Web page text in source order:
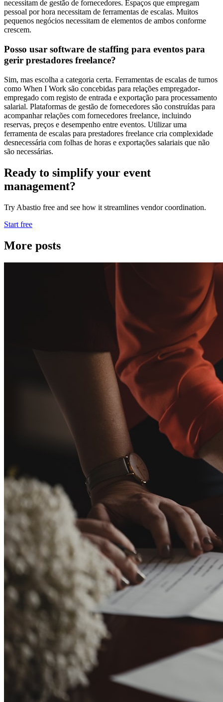
necessitam de gestão de fornecedores. Espaços que empregam
pessoal por hora necessitam de ferramentas de escalas. Muitos
pequenos negócios necessitam de elementos de ambos conforme
crescem.
Posso usar software de staffing para eventos para
gerir prestadores freelance?
Sim, mas escolha a categoria certa. Ferramentas de escalas de turnos
como When I Work são concebidas para relações empregador-
empregado com registo de entrada e exportação para processamento
salarial. Plataformas de gestão de fornecedores são construídas para
acompanhar relações com fornecedores freelance, incluindo
reservas, preços e desempenho entre eventos. Utilizar uma
ferramenta de escalas para prestadores freelance cria complexidade
desnecessária com folhas de horas e exportações salariais que não
são necessárias.
Ready to simplify your event
management?
Try Abastio free and see how it streamlines vendor coordination.
Start free
More posts